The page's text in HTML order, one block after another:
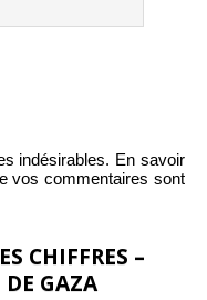
indésirables. En savoir
vos commentaires sont
CHIFFRES –
DE GAZA